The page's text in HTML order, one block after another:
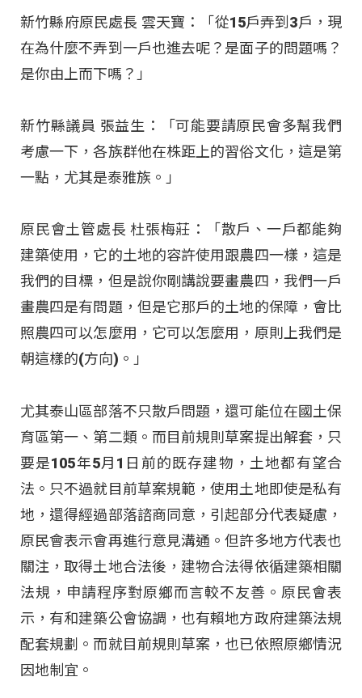
新竹縣府原民處長 雲天寶：「從15戶弄到3戶，現
在為什麼不弄到一戶也進去呢？是面子的問題嗎？
是你由上而下嗎？」
新竹縣議員 張益生：「可能要請原民會多幫我們
考慮一下，各族群他在株距上的習俗文化，這是第
一點，尤其是泰雅族。」
原民會土管處長 杜張梅莊：「散戶、一戶都能夠
建築使用，它的土地的容許使用跟農四一樣，這是
我們的目標，但是說你剛講說要畫農四，我們一戶
畫農四是有問題，但是它那戶的土地的保障，會比
照農四可以怎麼用，它可以怎麼用，原則上我們是
朝這樣的(方向)。」
尤其泰山區部落不只散戶問題，還可能位在國土保
育區第一、第二類。而目前規則草案提出解套，只
要是105年5月1日前的既存建物，土地都有望合
法。只不過就目前草案規範，使用土地即使是私有
地，還得經過部落諮商同意，引起部分代表疑慮，
原民會表示會再進行意見溝通。但許多地方代表也
關注，取得土地合法後，建物合法得依循建築相關
法規，申請程序對原鄉而言較不友善。原民會表
示，有和建築公會協調，也有賴地方政府建築法規
配套規劃。而就目前規則草案，也已依照原鄉情況
因地制宜。